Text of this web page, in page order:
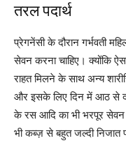
तरल पदार्थ
प्रेगनेंसी के दौरान गर्भवती
सेवन करना चाहिए। क्योंकि
राहत मिलने के साथ अन्य
और इसके लिए दिन में आठ से
के रस आदि का भी भरपूर सेवन
भी कब्ज़ से बहुत जल्दी निजात